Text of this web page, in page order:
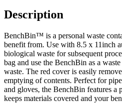
Description
BenchBin™ is a personal waste
benefit from. Use with 8.5 x 11inch
biological waste for subsequent
bag and use the BenchBin as a
waste. The red cover is easily
emptying of contents. Perfect for
and gloves, the BenchBin features a
keeps materials covered and your